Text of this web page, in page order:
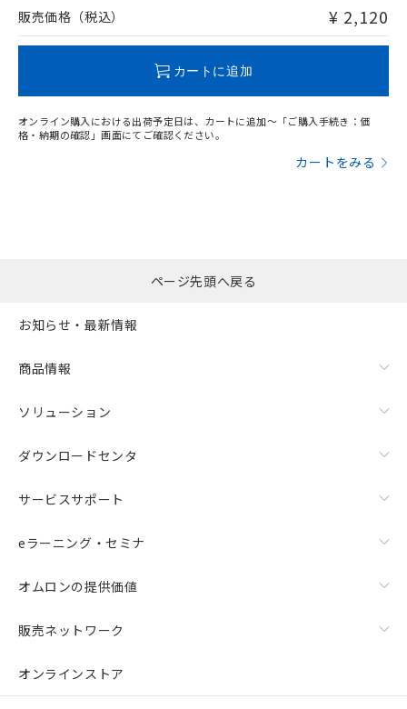
問い合わせください。
販売価格（税込） ¥ 2,120
カートに追加
オンライン購入における出荷予定日は、カートに追加～「ご購入手続き：価
格・納期の確認」画面にてご確認ください。
カートをみる
ページ先頭へ戻る
お知らせ・最新情報
商品情報
ソリューション
ダウンロードセンタ
サービスサポート
eラーニング・セミナ
オムロンの提供価値
販売ネットワーク
オンラインストア